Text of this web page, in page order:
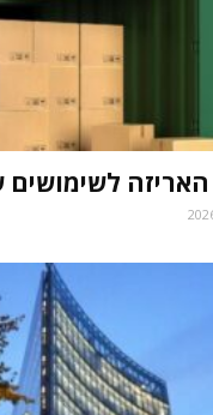
האריזה לשימושים